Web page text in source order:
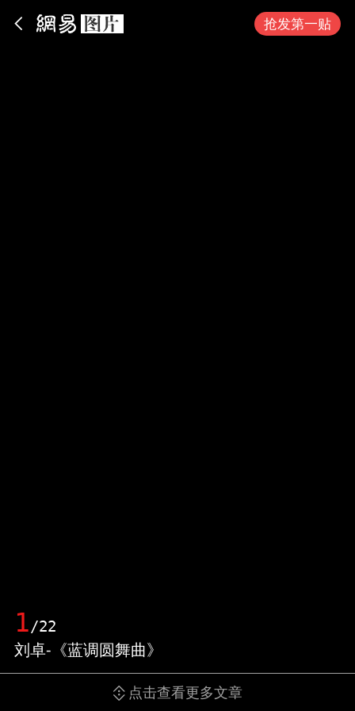
抢发第一贴
1/22
刘卓-《蓝调圆舞曲》
点击查看更多文章